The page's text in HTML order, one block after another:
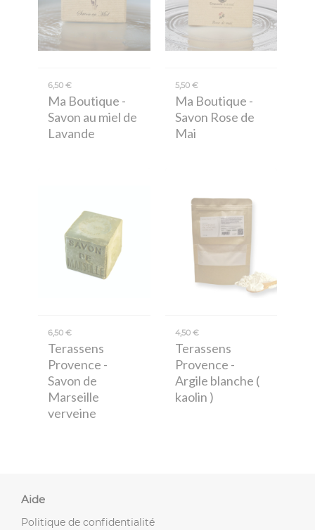
6,50 €
Ma Boutique -
Savon au miel de
Lavande
5,50 €
Ma Boutique -
Savon Rose de
Mai
6,50 €
Terassens
Provence -
Savon de
Marseille
verveine
4,50 €
Terassens
Provence -
Argile blanche (
kaolin )
Aide
Politique de confidentialité